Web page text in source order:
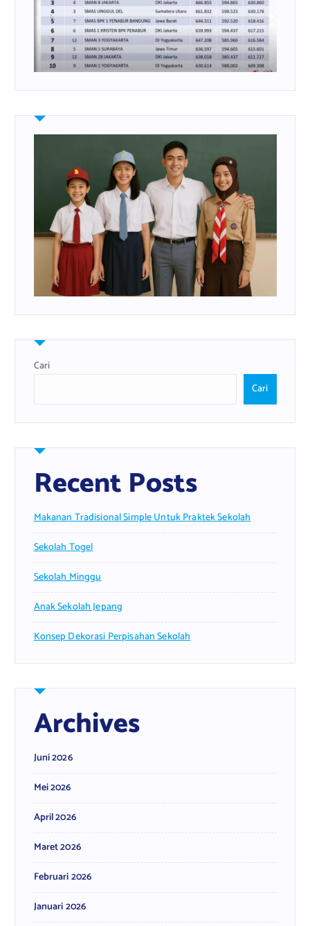
Cari
Cari
Recent Posts
Makanan Tradisional Simple Untuk Praktek Sekolah
Sekolah Togel
Sekolah Minggu
Anak Sekolah Jepang
Konsep Dekorasi Perpisahan Sekolah
Archives
Juni 2026
Mei 2026
April 2026
Maret 2026
Februari 2026
Januari 2026